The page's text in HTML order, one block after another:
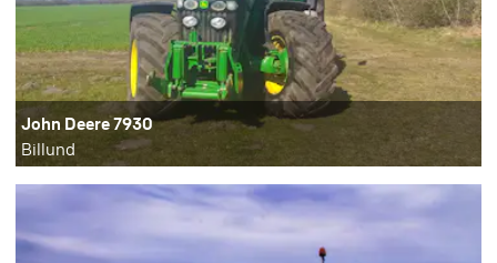
John Deere 7930
Billund